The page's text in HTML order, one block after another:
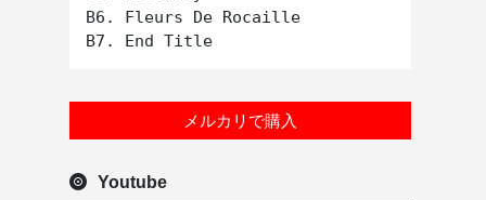
B6. Fleurs De Rocaille
メルカリで購入
Youtube